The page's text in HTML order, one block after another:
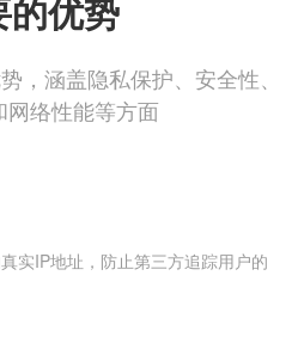
的优势
，涵盖隐私保护、安全性、
网络性能等方面
实IP地址，防止第三方追踪用户的